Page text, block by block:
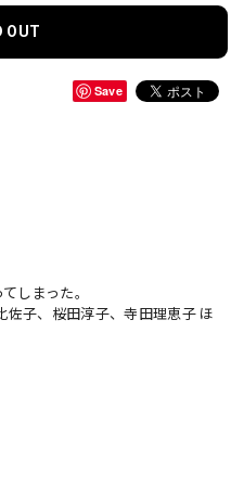
OUT
Save
しまった。
佐子、桜田淳子、寺田理恵子 ほ